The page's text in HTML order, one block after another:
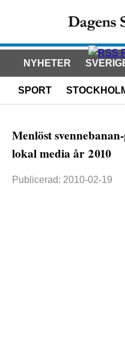
NYHETER
SPORT
Menlöst
lokal media år 2010
Publicerad: 2010-02-19